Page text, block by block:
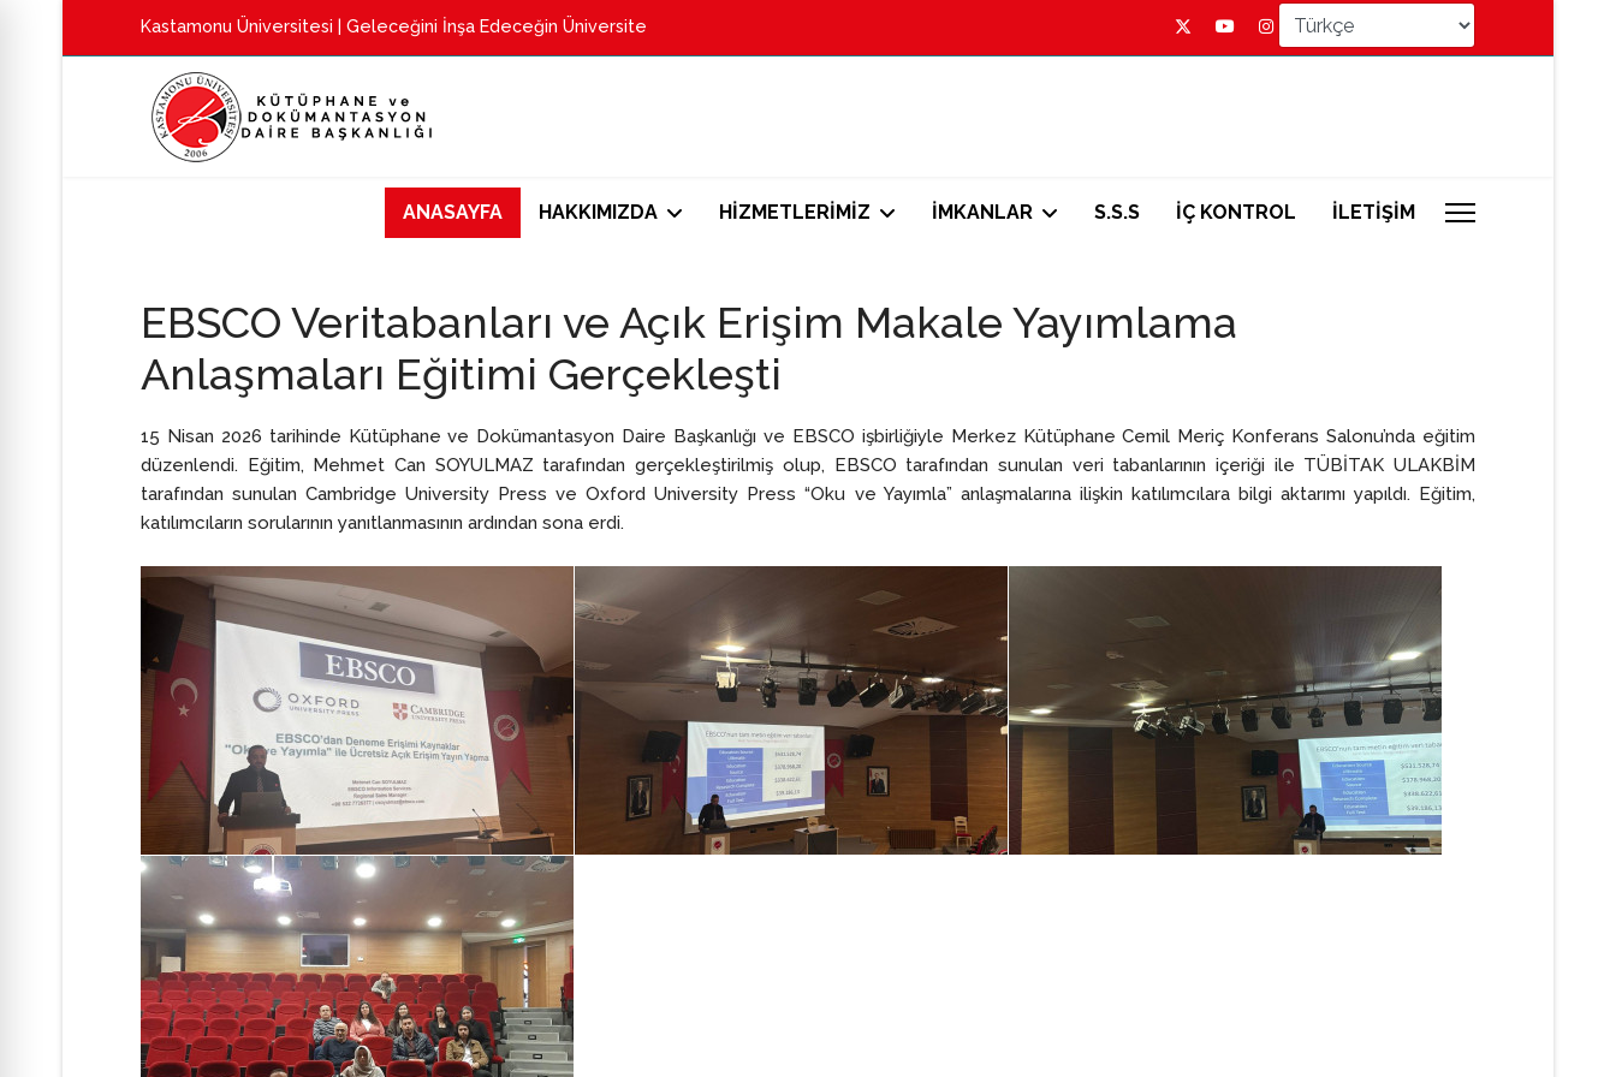
Kastamonu Üniversitesi | Geleceğini İnşa Edeceğin Üniversite
ANASAYFA HAKKIMIZDA HİZMETLERİMİZ İMKANLAR S.S.S İÇ KONTROL İLETİŞİM
EBSCO Veritabanları ve Açık Erişim Makale Yayımlama
Anlaşmaları Eğitimi Gerçekleşti
15 Nisan 2026 tarihinde Kütüphane ve Dokümantasyon Daire Başkanlığı ve EBSCO işbirliğiyle Merkez Kütüphane Cemil Meriç Konferans Salonu’nda eğitim
düzenlendi. Eğitim, Mehmet Can SOYULMAZ tarafından gerçekleştirilmiş olup, EBSCO tarafından sunulan veri tabanlarının içeriği ile TÜBİTAK ULAKBİM
tarafından sunulan Cambridge University Press ve Oxford University Press “Oku ve Yayımla” anlaşmalarına ilişkin katılımcılara bilgi aktarımı yapıldı. Eğitim,
katılımcıların sorularının yanıtlanmasının ardından sona erdi.